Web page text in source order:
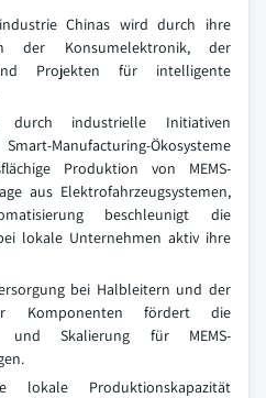
Chinas wird durch ihre
der Konsumelektronik, der
Projekten für intelligente
durch industrielle Initiativen
Manufacturing-Ökosysteme
Produktion von MEMS-
aus Elektrofahrzeugsystemen,
beschleunigt die
lokale Unternehmen aktiv ihre
bei Halbleitern und der
Komponenten fördert die
und Skalierung für MEMS-
lokale Produktionskapazität